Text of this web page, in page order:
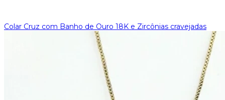
Colar Cruz com Banho de Ouro 18K e Zircônias cravejadas